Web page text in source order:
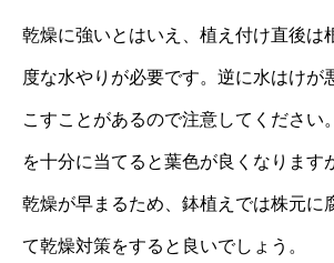
乾燥に強いとはいえ、植え付け直後は
度な水やりが必要です。逆に水はけが
こすことがあるので注意してください
を十分に当てると葉色が良くなります
乾燥が早まるため、鉢植えでは株元に
て乾燥対策をすると良いでしょう。